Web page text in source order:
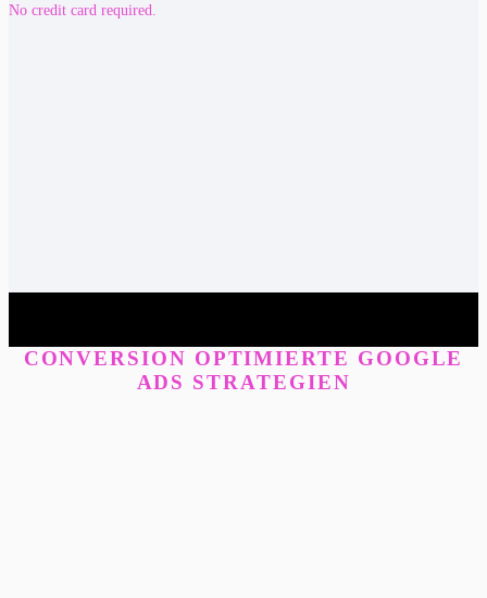
No credit card required.
CONVERSION OPTIMIERTE GOOGLE
ADS STRATEGIEN